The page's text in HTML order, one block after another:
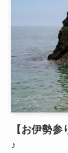
【お伊勢
♪